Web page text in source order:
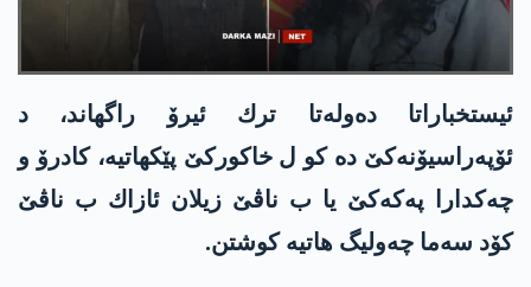
ئیستخباراتا ده‌وله‌تا ترك ئیرۆ راگهاند، د
ئۆپه‌راسیۆنه‌كێ ده‌ كو ل خاكوركێ پێكهاتیه‌، كادرۆ و
چه‌كدارا په‌كه‌كێ یا ب ناڤێ زیلان ئازاك ب ناڤێ
كۆد سه‌ما چه‌ولیگ هاتیه‌ كوشتن.